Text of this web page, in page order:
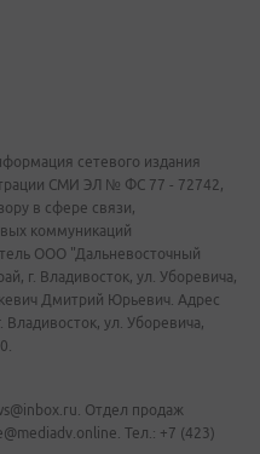
сетевого издания
СМИ ЭЛ № ФС 77 - 72742,
в сфере связи,
коммуникаций
ООО "Дальневосточный
г. Владивосток, ул. Уборевича,
Дмитрий Юрьевич. Адрес
ул. Уборевича,
Отдел продаж
Тел.: +7 (423)